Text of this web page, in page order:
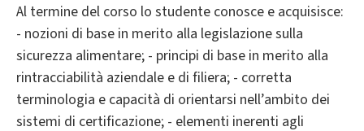
Al termine del corso lo studente conosce e acquisisce:
- nozioni di base in merito alla legislazione sulla
sicurezza alimentare; - principi di base in merito alla
rintracciabilità aziendale e di filiera; - corretta
terminologia e capacità di orientarsi nell’ambito dei
sistemi di certificazione; - elementi inerenti agli